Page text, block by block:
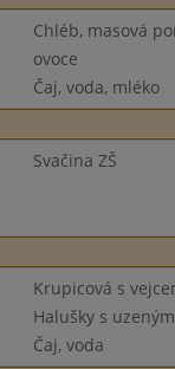
Chléb, masová
ovoce
Čaj, voda, mléko
Svačina ZŠ
Krupicová s
Halušky s
Čaj, voda